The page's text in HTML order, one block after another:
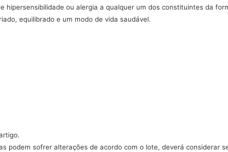
hipersensibilidade ou alergia a qualquer um dos constituintes da
equilibrado e um modo de vida saudável.
podem sofrer alterações de acordo com o lote, deverá considerar